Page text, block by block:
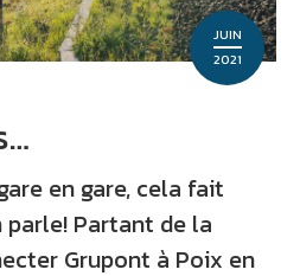
JUIN
2021
en gare, cela fait
parle! Partant de la
Grupont à Poix en